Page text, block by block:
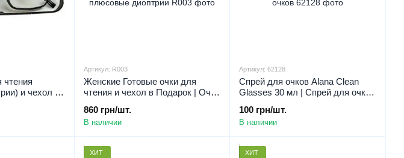
чтения
и чехол в
Артикул: R003
Женские Готовые очки для
чтения и чехол в Подарок | Очки
плюсовые диоптрии
860 грн/шт.
В наличии
Артикул: 62128
Спрей для очков Alana Clean
Glasses 30 мл | Спрей для очков
очистки очков
100 грн/шт.
В наличии
ХИТ
ХИТ